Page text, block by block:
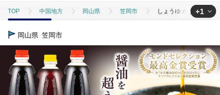
TOP 中国地方 岡山県 笠岡市 しょうゆ かき醤油 白
TOP
+1
岡山県 笠岡市